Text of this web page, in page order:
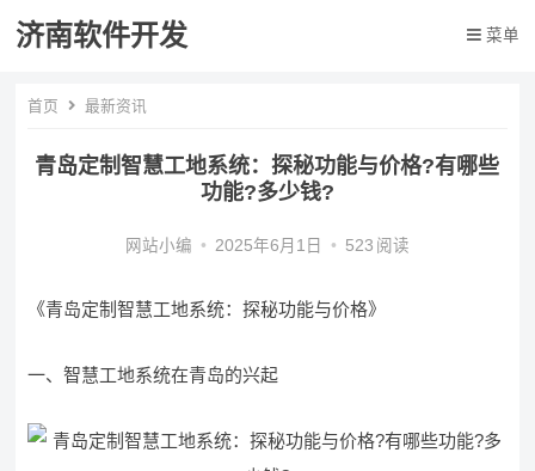
济南软件开发 菜单
首页 最新资讯
青岛定制智慧工地系统：探秘功能与价格?有哪些
功能?多少钱?
网站小编 • 2025年6月1日 • 523 阅读
《青岛定制智慧工地系统：探秘功能与价格》
一、智慧工地系统在青岛的兴起